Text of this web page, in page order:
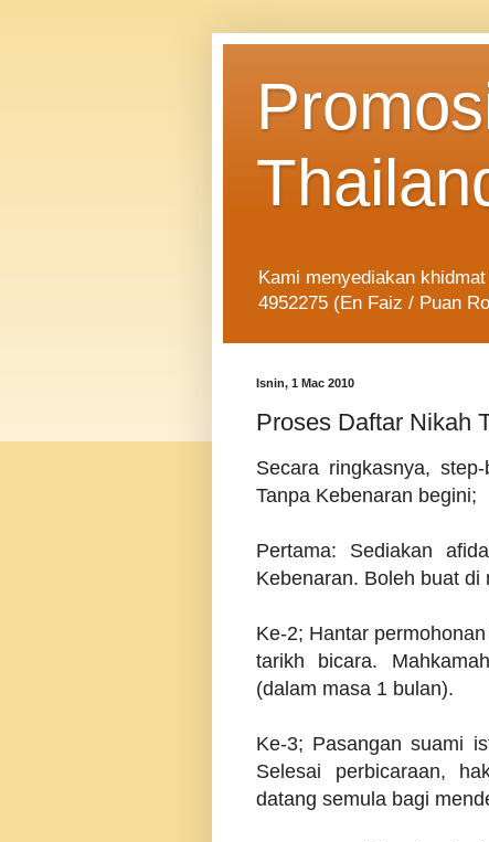
Kami menyediakan
4952275 (En Faiz / Puan
Isnin, 1 Mac 2010
Proses Daftar Nikah
Secara ringkasnya,
Tanpa Kebenaran begini;
Pertama: Sediakan
Kebenaran. Boleh buat
Ke-2; Hantar
tarikh bicara.
(dalam masa 1 bulan).
Ke-3; Pasangan suami
Selesai perbicaraan,
datang semula bagi